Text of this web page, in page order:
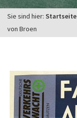
Sie sind hier: Startseite
von Broen